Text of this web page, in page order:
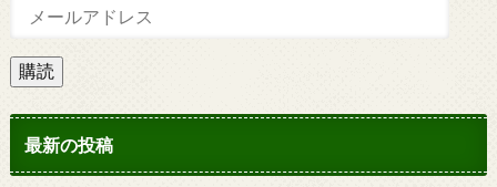
購読
最新の投稿